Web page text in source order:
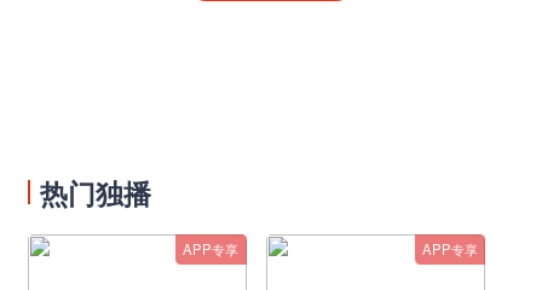
虽然整体看房地产投资相关数据仍有所下降，
但相关数据降幅有明显收窄之势。数据显示，1-2
月，房地产开发投资同比下降5.7%，降幅比2022
年全年收窄4.3个百分点；房地产开发企业到位资
热门独播
APP专享 APP专享